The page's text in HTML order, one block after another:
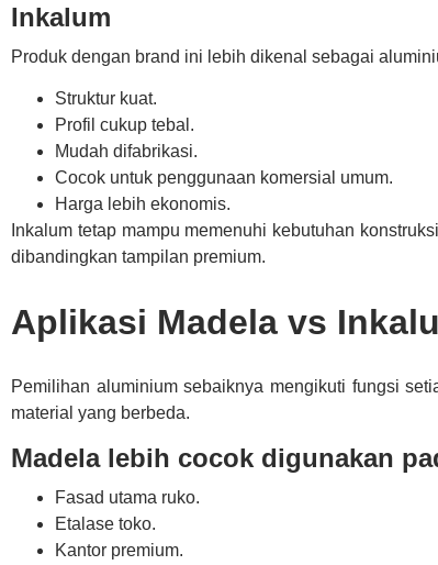
Inkalum
Produk dengan brand ini lebih dikenal sebagai
Struktur kuat.
Profil cukup tebal.
Mudah difabrikasi.
Cocok untuk penggunaan komersial umum.
Harga lebih ekonomis.
Inkalum tetap mampu memenuhi kebutuhan
dibandingkan tampilan premium.
Aplikasi Madela vs
Pemilihan aluminium sebaiknya mengikuti fungsi
material yang berbeda.
Madela lebih cocok digunakan
Fasad utama ruko.
Etalase toko.
Kantor premium.